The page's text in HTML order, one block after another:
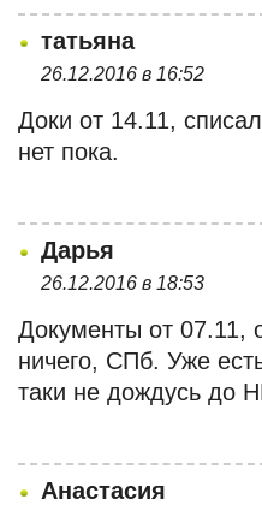
татьяна
26.12.2016 в 16:52
Доки от 14.11,
нет пока.
Дарья
26.12.2016 в 18:53
Документы от 07.11,
ничего, СПб. Уже
таки не дождусь до
Анастасия